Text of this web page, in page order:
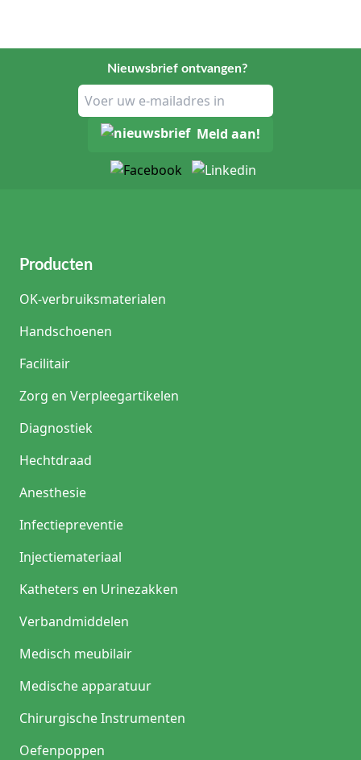
Nieuwsbrief ontvangen?
Meld aan!
Producten
OK-verbruiksmaterialen
Handschoenen
Facilitair
Zorg en Verpleegartikelen
Diagnostiek
Hechtdraad
Anesthesie
Infectiepreventie
Injectiemateriaal
Katheters en Urinezakken
Verbandmiddelen
Medisch meubilair
Medische apparatuur
Chirurgische Instrumenten
Oefenpoppen